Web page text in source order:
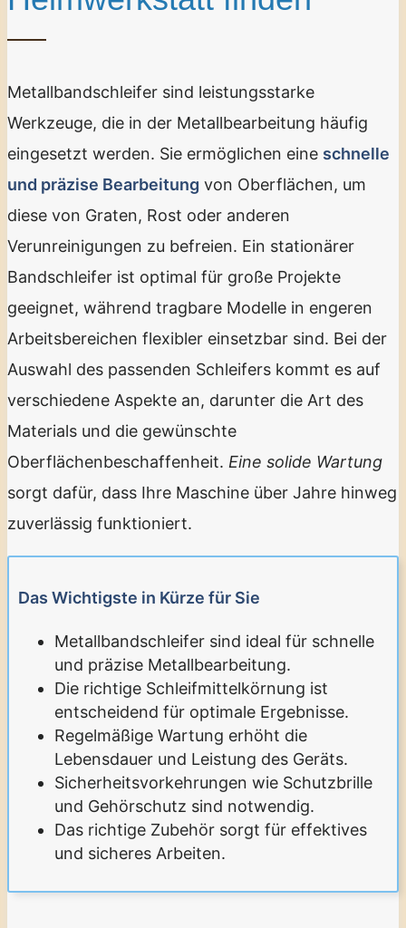
Metallbandschleifer sind leistungsstarke
Werkzeuge, die in der Metallbearbeitung häufig
eingesetzt werden. Sie ermöglichen eine schnelle
und präzise Bearbeitung von Oberflächen, um
diese von Graten, Rost oder anderen
Verunreinigungen zu befreien. Ein stationärer
Bandschleifer ist optimal für große Projekte
geeignet, während tragbare Modelle in engeren
Arbeitsbereichen flexibler einsetzbar sind. Bei der
Auswahl des passenden Schleifers kommt es auf
verschiedene Aspekte an, darunter die Art des
Materials und die gewünschte
Oberflächenbeschaffenheit. Eine solide Wartung
sorgt dafür, dass Ihre Maschine über Jahre hinweg
zuverlässig funktioniert.
Das Wichtigste in Kürze für Sie
Metallbandschleifer sind ideal für schnelle
und präzise Metallbearbeitung.
Die richtige Schleifmittelkörnung ist
entscheidend für optimale Ergebnisse.
Regelmäßige Wartung erhöht die
Lebensdauer und Leistung des Geräts.
Sicherheitsvorkehrungen wie Schutzbrille
und Gehörschutz sind notwendig.
Das richtige Zubehör sorgt für effektives
und sicheres Arbeiten.